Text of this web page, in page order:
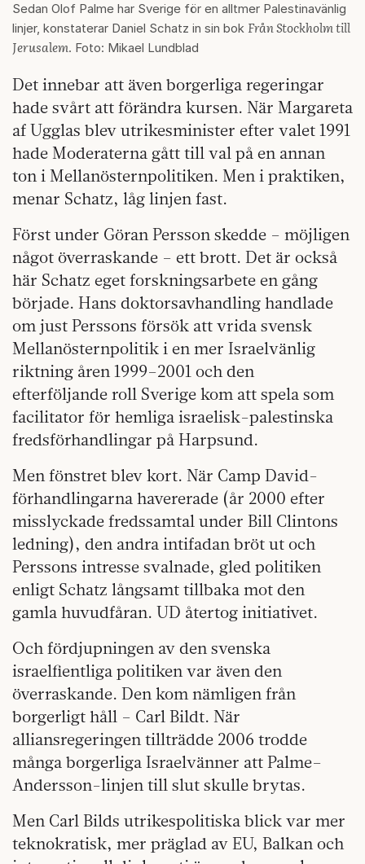
Sedan Olof Palme har Sverige för en alltmer Palestinavänlig
linjer, konstaterar Daniel Schatz in sin bok Från Stockholm till
Jerusalem. Foto: Mikael Lundblad
Det innebar att även borgerliga regeringar
hade svårt att förändra kursen. När Margareta
af Ugglas blev utrikesminister efter valet 1991
hade Moderaterna gått till val på en annan
ton i Mellanösternpolitiken. Men i praktiken,
menar Schatz, låg linjen fast.
Först under Göran Persson skedde – möjligen
något överraskande – ett brott. Det är också
här Schatz eget forskningsarbete en gång
började. Hans doktorsavhandling handlade
om just Perssons försök att vrida svensk
Mellanösternpolitik i en mer Israelvänlig
riktning åren 1999–2001 och den
efterföljande roll Sverige kom att spela som
facilitator för hemliga israelisk-palestinska
fredsförhandlingar på Harpsund.
Men fönstret blev kort. När Camp David-
förhandlingarna havererade (år 2000 efter
misslyckade fredssamtal under Bill Clintons
ledning), den andra intifadan bröt ut och
Perssons intresse svalnade, gled politiken
enligt Schatz långsamt tillbaka mot den
gamla huvudfåran. UD återtog initiativet.
Och fördjupningen av den svenska
israelfientliga politiken var även den
överraskande. Den kom nämligen från
borgerligt håll – Carl Bildt. När
alliansregeringen tillträdde 2006 trodde
många borgerliga Israelvänner att Palme–
Andersson-linjen till slut skulle brytas.
Men Carl Bilds utrikespolitiska blick var mer
teknokratisk, mer präglad av EU, Balkan och